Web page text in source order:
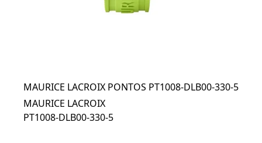
MAURICE LACROIX PONTOS PT1008-DLB00-330-5
MAURICE LACROIX
PT1008-DLB00-330-5